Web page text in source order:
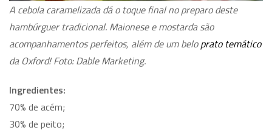
A cebola caramelizada dá o toque final no preparo deste
hambúrguer tradicional. Maionese e mostarda são
acompanhamentos perfeitos, além de um beloprato temático
da Oxford! Foto: Dable Marketing.
Ingredientes:
70% de acém;
30% de peito;